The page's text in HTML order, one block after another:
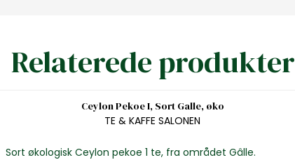
Relaterede produkter
Ceylon Pekoe I, Sort Galle, øko
TE & KAFFE SALONEN
Sort økologisk Ceylon pekoe 1 te, fra området Gâlle.